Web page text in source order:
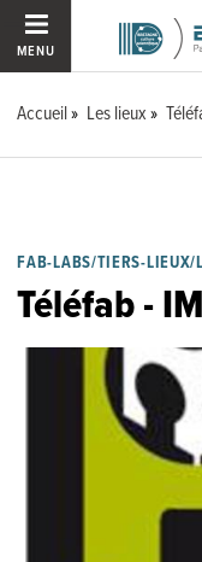
MENU
Accueil Les lieux
FAB-LABS/TIERS-LIEUX/
Téléfab -